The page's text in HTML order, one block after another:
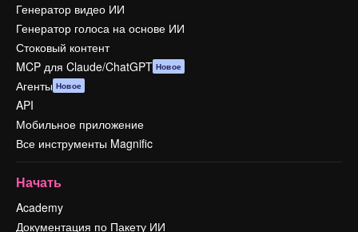
Генератор видео ИИ
Генератор голоса на основе ИИ
Стоковый контент
MCP для Claude/ChatGPT Новое
Агенты Новое
API
Мобильное приложение
Все инструменты Magnific
Начать
Academy
Документация по Пакету ИИ